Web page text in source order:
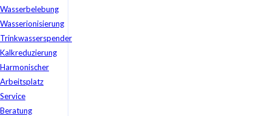
Wasserbelebung
Wasserionisierung
Trinkwasserspender
Kalkreduzierung
Harmonischer
Arbeitsplatz
Service
Beratung